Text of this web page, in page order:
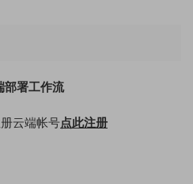
部署工作流
云端帐号点此注册